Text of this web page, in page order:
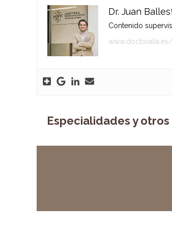
Dr. Juan
Contenido
Especialidades y